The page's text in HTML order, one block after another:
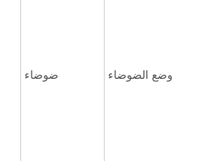
ضوضاء وضع الضوضاء